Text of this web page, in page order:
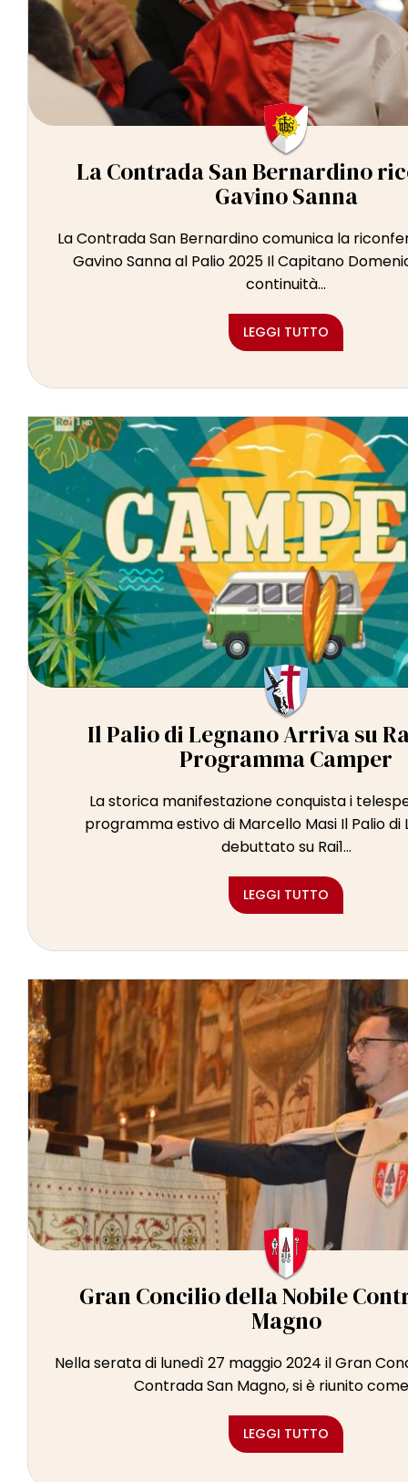
La Contrada San Bernardino
Gavino Sanna
La Contrada San Bernardino comunica la
Gavino Sanna al Palio 2025 Il Capitano
continuità...
LEGGI TUTTO
Il Palio di Legnano Arriva su
Programma Camper
La storica manifestazione conquista i
programma estivo di Marcello Masi Il Palio di
debuttato su Rai1...
LEGGI TUTTO
Gran Concilio della Nobile
Magno
Nella serata di lunedì 27 maggio 2024 il Gran
Contrada San Magno, si è riunito
LEGGI TUTTO